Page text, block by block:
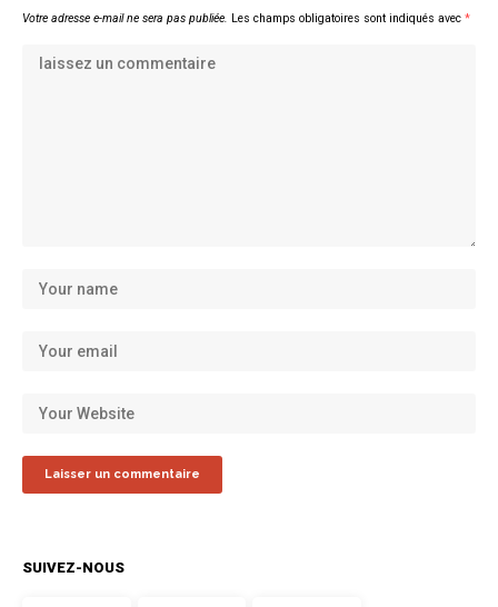
Votre adresse e-mail ne sera pas publiée. Les champs obligatoires sont indiqués avec *
SUIVEZ-NOUS